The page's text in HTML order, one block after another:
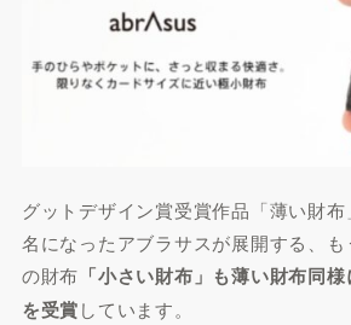
グットデザイン賞受賞作品「薄い財
名になったアブラサスが展開する、
の財布 「小さい財布」も薄い財布同
を受賞しています。